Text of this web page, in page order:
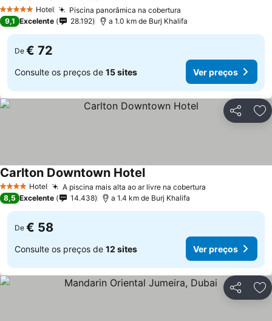
5 Estrelas Hotel Piscina panorâmica na cobertura
Ver preços
9,1 Excelente 28.192 a 1.0 km de Burj Khalifa
De € 72
Consulte os preços de 15 sites Ver preços
Partilhar
4 EstrelasHotel A piscina mais alta ao ar livre na cobertura
Carlton Downtown HotelVer preços
8,5 Excelente 14.438 a 1.4 km de Burj Khalifa
De € 58
Consulte os preços de 12 sites Ver preços
Partilhar